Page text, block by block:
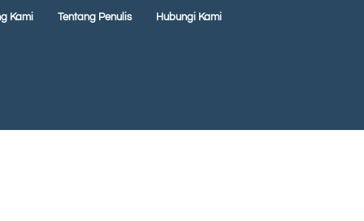
Kami Tentang Penulis Hubungi Kami